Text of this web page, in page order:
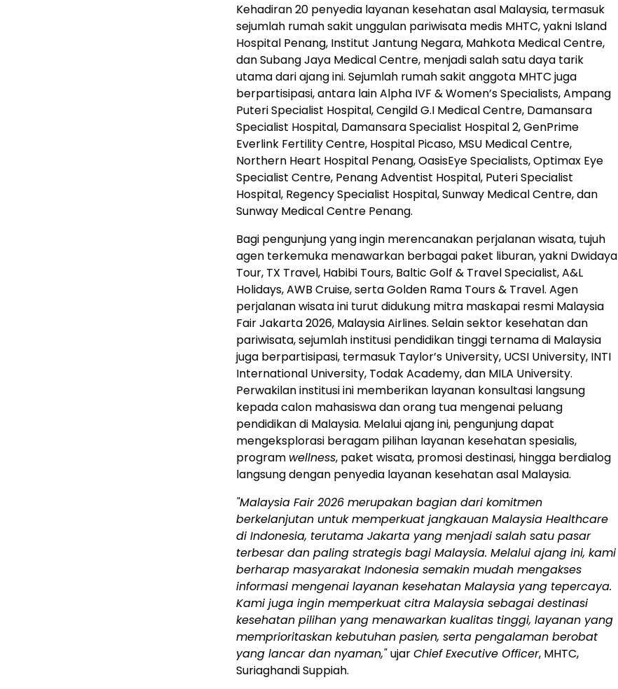
Kehadiran 20 penyedia layanan kesehatan asal Malaysia, termasuk
sejumlah rumah sakit unggulan pariwisata medis MHTC, yakni Island
Hospital Penang, Institut Jantung Negara, Mahkota Medical Centre,
dan Subang Jaya Medical Centre, menjadi salah satu daya tarik
utama dari ajang ini. Sejumlah rumah sakit anggota MHTC juga
berpartisipasi, antara lain Alpha IVF & Women’s Specialists, Ampang
Puteri Specialist Hospital, Cengild G.I Medical Centre, Damansara
Specialist Hospital, Damansara Specialist Hospital 2, GenPrime
Everlink Fertility Centre, Hospital Picaso, MSU Medical Centre,
Northern Heart Hospital Penang, OasisEye Specialists, Optimax Eye
Specialist Centre, Penang Adventist Hospital, Puteri Specialist
Hospital, Regency Specialist Hospital, Sunway Medical Centre, dan
Sunway Medical Centre Penang.
Bagi pengunjung yang ingin merencanakan perjalanan wisata, tujuh
agen terkemuka menawarkan berbagai paket liburan, yakni Dwidaya
Tour, TX Travel, Habibi Tours, Baltic Golf & Travel Specialist, A&L
Holidays, AWB Cruise, serta Golden Rama Tours & Travel. Agen
perjalanan wisata ini turut didukung mitra maskapai resmi Malaysia
Fair Jakarta 2026, Malaysia Airlines. Selain sektor kesehatan dan
pariwisata, sejumlah institusi pendidikan tinggi ternama di Malaysia
juga berpartisipasi, termasuk Taylor’s University, UCSI University, INTI
International University, Todak Academy, dan MILA University.
Perwakilan institusi ini memberikan layanan konsultasi langsung
kepada calon mahasiswa dan orang tua mengenai peluang
pendidikan di Malaysia. Melalui ajang ini, pengunjung dapat
mengeksplorasi beragam pilihan layanan kesehatan spesialis,
program wellness, paket wisata, promosi destinasi, hingga berdialog
langsung dengan penyedia layanan kesehatan asal Malaysia.
"Malaysia Fair 2026 merupakan bagian dari komitmen
berkelanjutan untuk memperkuat jangkauan Malaysia Healthcare
di Indonesia, terutama Jakarta yang menjadi salah satu pasar
terbesar dan paling strategis bagi Malaysia. Melalui ajang ini, kami
berharap masyarakat Indonesia semakin mudah mengakses
informasi mengenai layanan kesehatan Malaysia yang tepercaya.
Kami juga ingin memperkuat citra Malaysia sebagai destinasi
kesehatan pilihan yang menawarkan kualitas tinggi, layanan yang
memprioritaskan kebutuhan pasien, serta pengalaman berobat
yang lancar dan nyaman,"ujarChief Executive Officer, MHTC,
Suriaghandi Suppiah.